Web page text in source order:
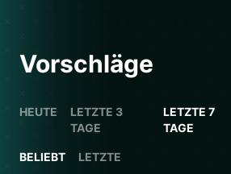
Vorschläge
HEUTE
LETZTE 3
TAGE
LETZTE 7
TAGE
BELIEBT LETZTE